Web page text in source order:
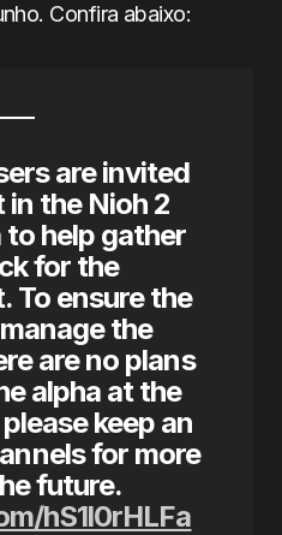
Confira abaixo:
are invited
the Nioh 2
help gather
for the
To ensure the
the
are no plans
alpha at the
keep an
for more
future.
hS1l0rHLFa